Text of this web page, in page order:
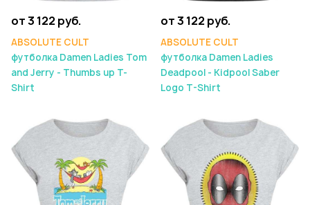
от 3 122 руб.
ABSOLUTE CULT
футболка Damen Ladies Tom
and Jerry - Thumbs up T-
Shirt
от 3 122 руб.
ABSOLUTE CULT
футболка Damen Ladies
Deadpool - Kidpool Saber
Logo T-Shirt